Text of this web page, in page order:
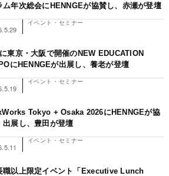
ム年次総会にHENNGEが協賛し、赤瀬が登壇
イベント・セミナー
東京・大阪で開催のNEW EDUCATION
にHENNGEが出展し、養老が登壇
イベント・セミナー
Tokyo + Osaka 2026にHENNGEが協
出展し、豊田が登壇
イベント・セミナー
職以上限定イベント「Executive Lunch